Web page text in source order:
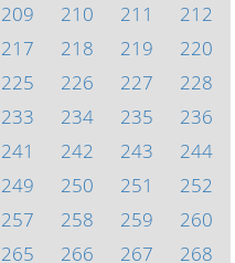
209 210 211
212
217 218 219
220
225 226 227
228
233 234 235
236
241 242 243
244
249 250 251
252
257 258 259
260
265 266 267
268